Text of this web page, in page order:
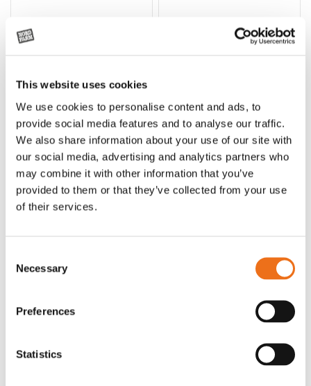
This website uses cookies
We use cookies to personalise content and ads, to
provide social media features and to analyse our traffic.
We also share information about your use of our site with
our social media, advertising and analytics partners who
may combine it with other information that you’ve
provided to them or that they’ve collected from your use
of their services.
Selection
Necessary
Preferences
Statistics
Lägg till i varukorg
Rotor, komplett med slagor
OR80013456G
35 730kr (ex. moms)
Grön truckknapp
A00220
530 kr (ex. moms)
Lägg till i varukorg
Excidor Spakstyrning inkl 4-
Rotor teeth 8t/6k 7.5Gr/8 R6/14